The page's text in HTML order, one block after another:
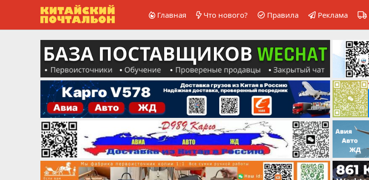
Главная Что нового? Правила Реклама